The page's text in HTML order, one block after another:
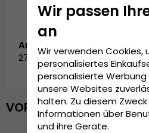
Artikelnummer:
2720282.beige
VOR KURZEM
Wir passen
an
Wir verwenden Cookies,
personalisiertes
personalisierte
unsere Websites
halten. Zu diesem
Informationen über
und ihre Geräte.